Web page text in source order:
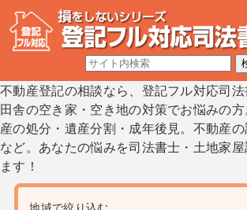
不動産登記の相談なら、登記フル対応司法
田舎の空き家・空き地の対策でお悩みの
産の処分・遺産分割・成年後見。不動産
など。あなたの悩みを司法書士・土地家
ます！
地域で絞り込む